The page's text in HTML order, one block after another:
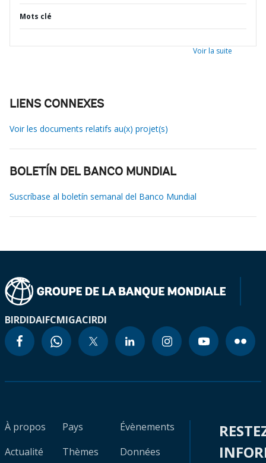
Mots clé
Voir la suite
LIENS CONNEXES
Voir les documents relatifs au(x) projet(s)
BOLETÍN DEL BANCO MUNDIAL
Suscríbase al boletín semanal del Banco Mundial
BIRDIDAIFCMIGACIRDI
À propos
Actualité
Pays
Thèmes
Évènements
Données